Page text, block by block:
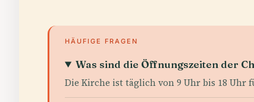
HÄUFIGE FRAGEN
Was sind die Öffnungszeiten der
Die Kirche ist täglich von 9 Uhr bis 18 Uhr